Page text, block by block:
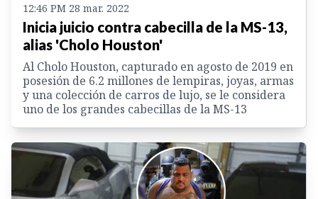
12:46 PM 28 mar. 2022
Inicia juicio contra cabecilla de la MS-13,
alias 'Cholo Houston'
Al Cholo Houston, capturado en agosto de 2019 en
posesión de 6.2 millones de lempiras, joyas, armas
y una colección de carros de lujo, se le considera
uno de los grandes cabecillas de la MS-13